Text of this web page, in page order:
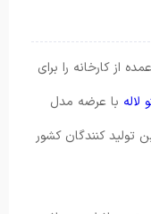
از کارخانه را برای
با عرضه مدل
تولید کنندگان کشور